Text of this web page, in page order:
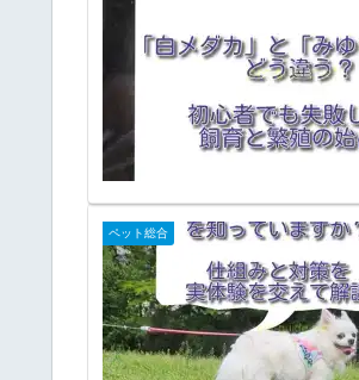
ペット総合